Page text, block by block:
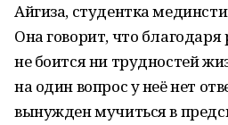
Айгиза, студентка
Она говорит, что благодаря
не боится ни трудностей
на один вопрос у неё нет
вынужден мучиться в